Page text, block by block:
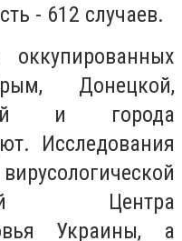
- 612 случаев.
Донецкой,
и города
Исследования
Центра
Украины, а